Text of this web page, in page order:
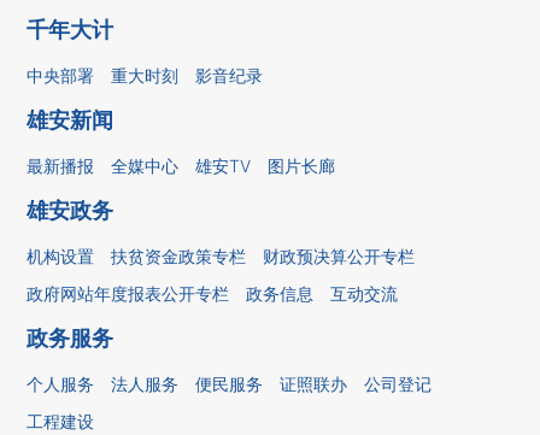
千年大计
中央部署 重大时刻 影音纪录
雄安新闻
最新播报 全媒中心 雄安TV 图片长廊
雄安政务
机构设置 扶贫资金政策专栏
财政预决算公开专栏
政府网站年度报表公开专栏
政务信息 互动交流
政务服务
个人服务 法人服务 便民服务 证照联办
公司登记
工程建设